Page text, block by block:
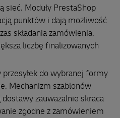
sieć. Moduły PrestaShop
punktów i dają możliwość
składania zamówienia.
liczbę finalizowanych
do wybranej formy
Mechanizm szablonów
zauważalnie skraca
zgodne z zamówieniem